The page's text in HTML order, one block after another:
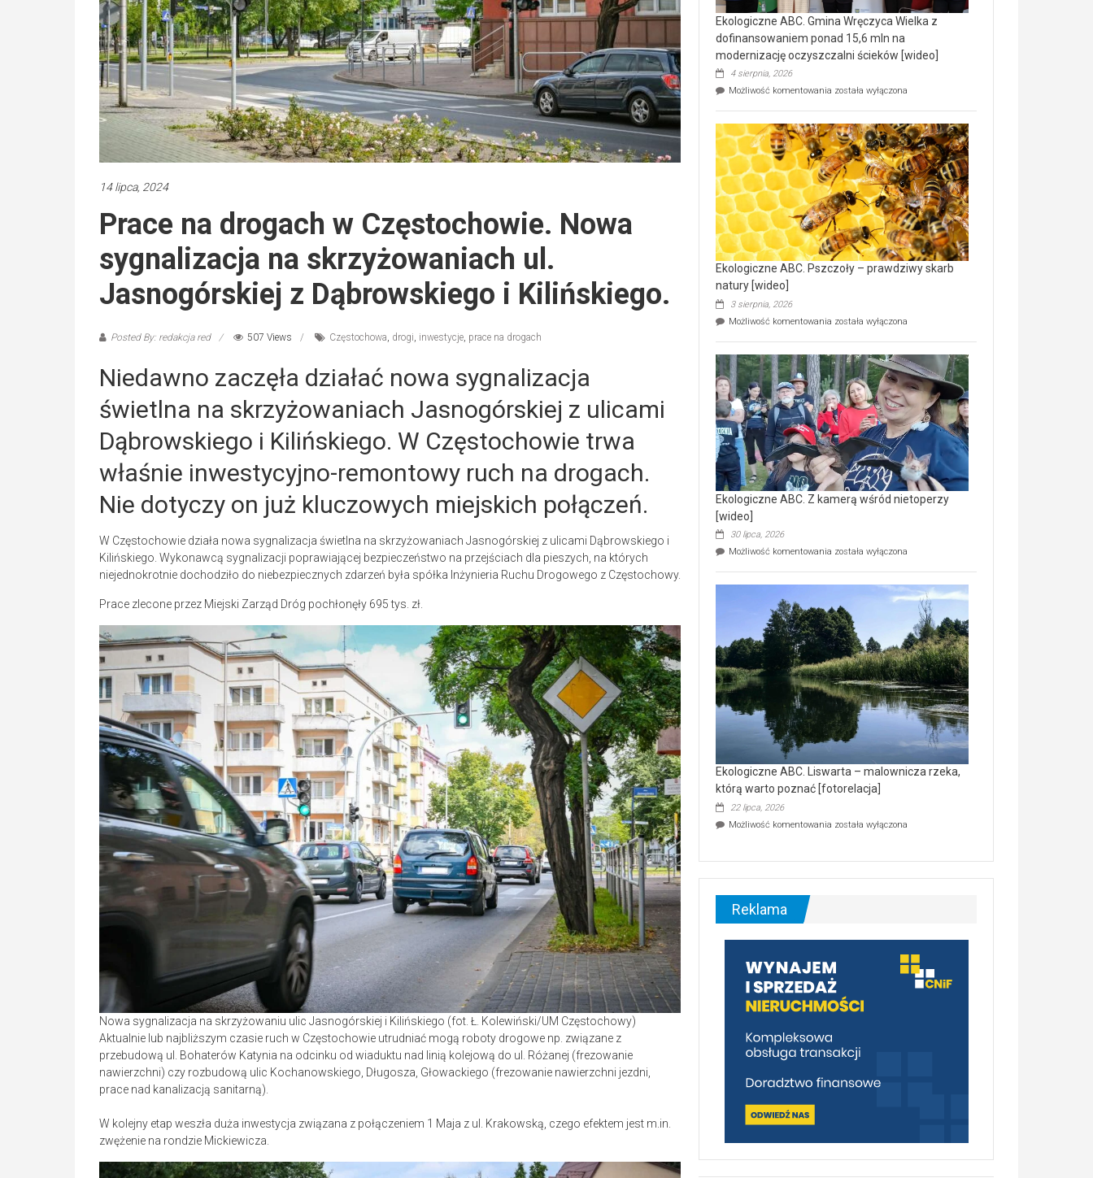
14 lipca, 2024
Prace na drogach w Częstochowie. Nowa
sygnalizacja na skrzyżowaniach ul.
Jasnogórskiej z Dąbrowskiego i Kilińskiego.
Posted By: redakcja red 507 Views Częstochowa, drogi, inwestycje, prace na drogach
Niedawno zaczęła działać nowa sygnalizacja
świetlna na skrzyżowaniach Jasnogórskiej z ulicami
Dąbrowskiego i Kilińskiego. W Częstochowie trwa
właśnie inwestycyjno-remontowy ruch na drogach.
Nie dotyczy on już kluczowych miejskich połączeń.
W Częstochowie działa nowa sygnalizacja świetlna na skrzyżowaniach Jasnogórskiej z ulicami Dąbrowskiego i
Kilińskiego. Wykonawcą sygnalizacji poprawiającej bezpieczeństwo na przejściach dla pieszych, na których
niejednokrotnie dochodziło do niebezpiecznych zdarzeń była spółka Inżynieria Ruchu Drogowego z Częstochowy.
Prace zlecone przez Miejski Zarząd Dróg pochłonęły 695 tys. zł.
Nowa sygnalizacja na skrzyżowaniu ulic Jasnogórskiej i Kilińskiego (fot. Ł. Kolewiński/UM Częstochowy)
Aktualnie lub najbliższym czasie ruch w Częstochowie utrudniać mogą roboty drogowe np. związane z
przebudową ul. Bohaterów Katynia na odcinku od wiaduktu nad linią kolejową do ul. Różanej (frezowanie
nawierzchni) czy rozbudową ulic Kochanowskiego, Długosza, Głowackiego (frezowanie nawierzchni jezdni,
prace nad kanalizacją sanitarną).
W kolejny etap weszła duża inwestycja związana z połączeniem 1 Maja z ul. Krakowską, czego efektem jest m.in.
zwężenie na rondzie Mickiewicza.
Ekologiczne ABC. Gmina Wręczyca Wielka z
dofinansowaniem ponad 15,6 mln na
modernizację oczyszczalni ścieków [wideo]
4 sierpnia, 2026
Możliwość komentowania Ekologiczne
Wręczyca
Wielka
z
dofinansowaniem
ponad
15,6
mln
na
modernizację
oczyszczalni
ścieków
[wideo]
została wyłączona
Ekologiczne ABC. Pszczoły – prawdziwy skarb
natury [wideo]
3 sierpnia, 2026
Możliwość komentowania Ekologiczne
–
prawdziwy
skarb
natury
[wideo]
została wyłączona
Ekologiczne ABC. Z kamerą wśród nietoperzy
[wideo]
30 lipca, 2026
Możliwość komentowania Ekologiczne
wśród
nietoperzy
[wideo]
została wyłączona
Ekologiczne ABC. Liswarta – malownicza rzeka,
którą warto poznać [fotorelacja]
22 lipca, 2026
Możliwość komentowania Ekologiczne
–
malownicza
[fotorelacja]
została wyłączona
Reklama